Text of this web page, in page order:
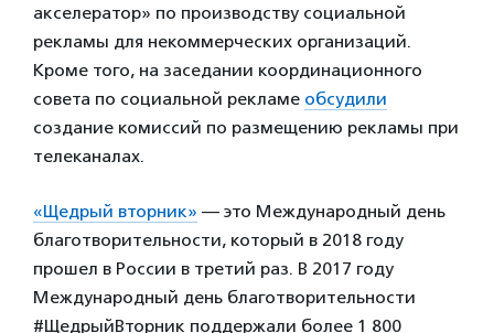
акселератор» по производству социальной
рекламы для некоммерческих организаций.
Кроме того, на заседании координационного
совета по социальной рекламе обсудили
создание комиссий по размещению рекламы при
телеканалах.
«Щедрый вторник» — это Международный день
благотворительности, который в 2018 году
прошел в России в третий раз. В 2017 году
Международный день благотворительности
#ЩедрыйВторник поддержали более 1 800